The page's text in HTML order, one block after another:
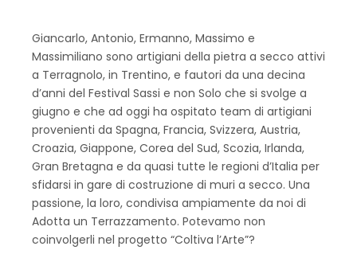
Giancarlo, Antonio, Ermanno, Massimo e
Massimiliano sono artigiani della pietra a secco attivi
a Terragnolo, in Trentino, e fautori da una decina
d’anni del Festival Sassi e non Solo che si svolge a
giugno e che ad oggi ha ospitato team di artigiani
provenienti da Spagna, Francia, Svizzera, Austria,
Croazia, Giappone, Corea del Sud, Scozia, Irlanda,
Gran Bretagna e da quasi tutte le regioni d’Italia per
sfidarsi in gare di costruzione di muri a secco. Una
passione, la loro, condivisa ampiamente da noi di
Adotta un Terrazzamento. Potevamo non
coinvolgerli nel progetto “Coltiva l’Arte”?